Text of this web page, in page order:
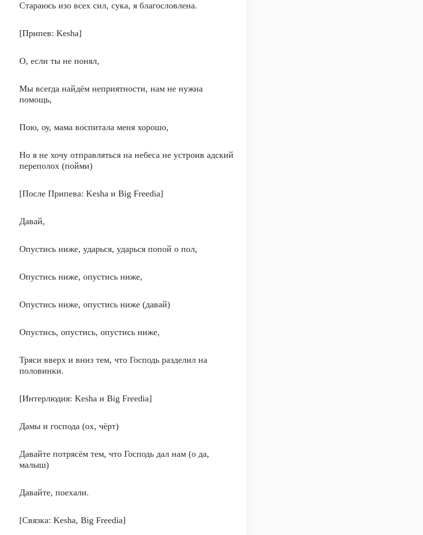
Стараюсь изо всех сил, сука, я благословлена.
[Припев: Kesha]
О, если ты не понял,
Мы всегда найдём неприятности, нам не нужна
помощь,
Пою, оу, мама воспитала меня хорошо,
Но я не хочу отправляться на небеса не устроив адский
переполох (пойми)
[После Припева: Kesha и Big Freedia]
Давай,
Опустись ниже, ударься, ударься попой о пол,
Опустись ниже, опустись ниже,
Опустись ниже, опустись ниже (давай)
Опустись, опустись, опустись ниже,
Тряси вверх и вниз тем, что Господь разделил на
половинки.
[Интерлюдия: Kesha и Big Freedia]
Дамы и господа (ох, чёрт)
Давайте потрясём тем, что Господь дал нам (о да,
малыш)
Давайте, поехали.
[Связка: Kesha, Big Freedia]